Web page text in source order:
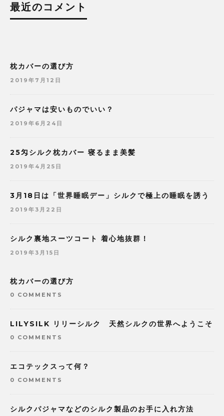
最近のコメント
枕カバーの選び方
2019年7月12日
パジャマは安いものでいい？
2019年6月24日
25匁シルク枕カバー 寝るまま美髪
2019年4月25日
3月18日は「世界睡眠デー」シルクで極上の睡眠を誘う
2019年3月22日
シルク裏地スーツコート 着心地抜群！
2019年3月15日
枕カバーの選び方
0 COMMENTS
LILYSILK リリーシルク 天然シルクの世界へようこそ
0 COMMENTS
エコテックスって何？
0 COMMENTS
シルクパジャマなどのシルク製品のお手に入れ方法